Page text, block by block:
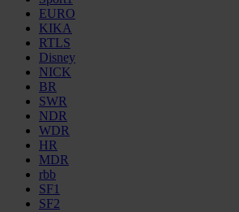
EURO
KIKA
RTLS
Disney
NICK
BR
SWR
NDR
WDR
HR
MDR
rbb
SF1
SF2